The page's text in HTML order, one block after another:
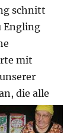
schnitt
Engling
mit
die alle